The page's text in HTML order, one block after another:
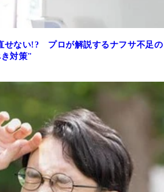
せない!? プロが解説するナフサ不足の
対策"